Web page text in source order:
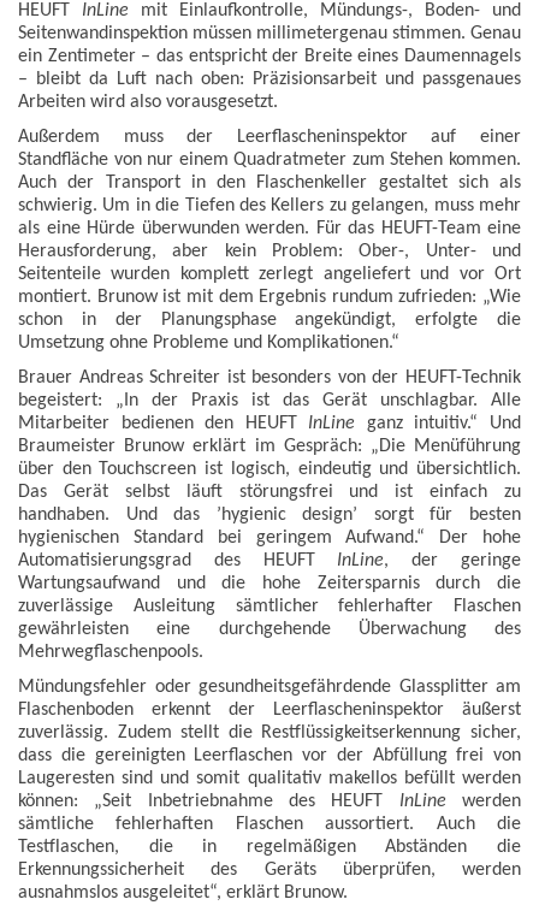
HEUFT InLine mit Einlaufkontrolle, Mündungs-, Boden- und
Seitenwandinspektion müssen millimetergenau stimmen. Genau
ein Zentimeter – das entspricht der Breite eines Daumennagels
– bleibt da Luft nach oben: Präzisionsarbeit und passgenaues
Arbeiten wird also vorausgesetzt.
Außerdem muss der Leerflascheninspektor auf einer
Standfläche von nur einem Quadratmeter zum Stehen kommen.
Auch der Transport in den Flaschenkeller gestaltet sich als
schwierig. Um in die Tiefen des Kellers zu gelangen, muss mehr
als eine Hürde überwunden werden. Für das HEUFT-Team eine
Herausforderung, aber kein Problem: Ober-, Unter- und
Seitenteile wurden komplett zerlegt angeliefert und vor Ort
montiert. Brunow ist mit dem Ergebnis rundum zufrieden: „Wie
schon in der Planungsphase angekündigt, erfolgte die
Umsetzung ohne Probleme und Komplikationen.“
Brauer Andreas Schreiter ist besonders von der HEUFT-Technik
begeistert: „In der Praxis ist das Gerät unschlagbar. Alle
Mitarbeiter bedienen den HEUFT InLine ganz intuitiv.“ Und
Braumeister Brunow erklärt im Gespräch: „Die Menüführung
über den Touchscreen ist logisch, eindeutig und übersichtlich.
Das Gerät selbst läuft störungsfrei und ist einfach zu
handhaben. Und das ’hygienic design’ sorgt für besten
hygienischen Standard bei geringem Aufwand.“ Der hohe
Automatisierungsgrad des HEUFT InLine, der geringe
Wartungsaufwand und die hohe Zeitersparnis durch die
zuverlässige Ausleitung sämtlicher fehlerhafter Flaschen
gewährleisten eine durchgehende Überwachung des
Mehrwegflaschenpools.
Mündungsfehler oder gesundheitsgefährdende Glassplitter am
Flaschenboden erkennt der Leerflascheninspektor äußerst
zuverlässig. Zudem stellt die Restflüssigkeitserkennung sicher,
dass die gereinigten Leerflaschen vor der Abfüllung frei von
Laugeresten sind und somit qualitativ makellos befüllt werden
können: „Seit Inbetriebnahme des HEUFT InLine werden
sämtliche fehlerhaften Flaschen aussortiert. Auch die
Testflaschen, die in regelmäßigen Abständen die
Erkennungssicherheit des Geräts überprüfen, werden
ausnahmslos ausgeleitet“, erklärt Brunow.